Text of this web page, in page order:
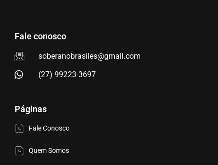
Fale conosco
soberanobrasiles@gmail.com
(27) 99223-3697
Páginas
Fale Conosco
Quem Somos